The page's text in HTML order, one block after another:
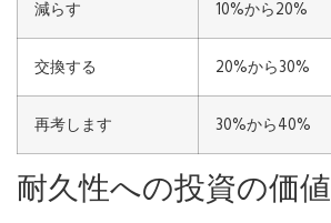
減らす 10%から20%
交換する 20%から30%
再考します 30%から40%
耐久性への投資の価値